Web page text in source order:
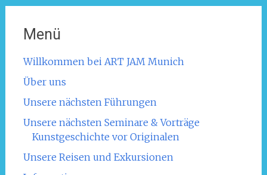
Menü
Willkommen bei ART JAM Munich
Über uns
Unsere nächsten Führungen
Unsere nächsten Seminare & Vorträge
Kunstgeschichte vor Originalen
Unsere Reisen und Exkursionen